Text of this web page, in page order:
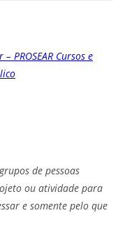
PROSEAR Cursos e
de pessoas
ou atividade para
e somente pelo que